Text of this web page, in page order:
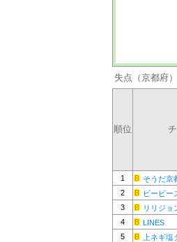
失点（京都府）
順位
1 そうだ京
2
ビービー
3
リリジョ
4
LINES
5
上ネギ塩